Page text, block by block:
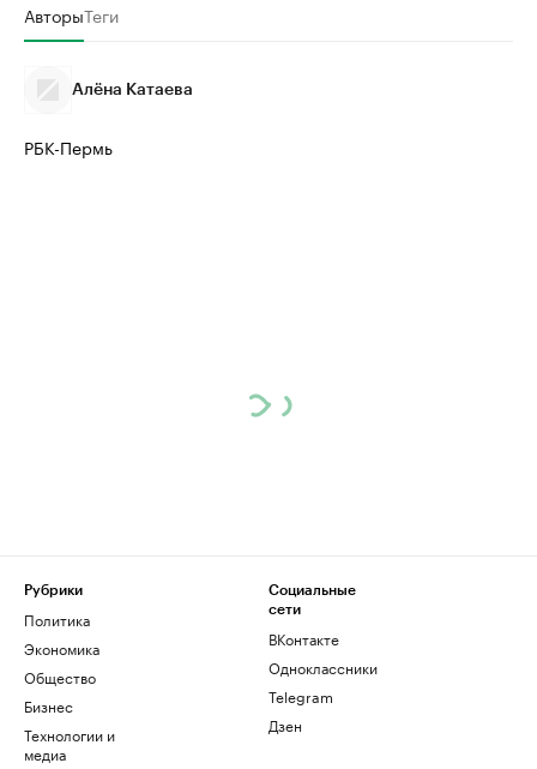
АвторыТеги
Алёна Катаева
РБК-Пермь
Рубрики
Политика
Экономика
Общество
Бизнес
Технологии и
медиа
Социальные
сети
ВКонтакте
Одноклассники
Telegram
Дзен